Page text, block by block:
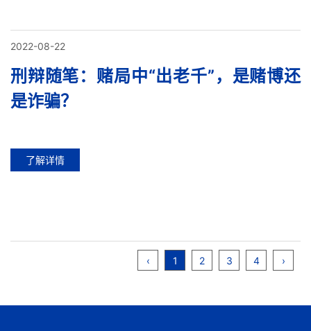
2022-08-22
刑辩随笔：赌局中“出老千”，是赌博还
是诈骗？
了解详情
‹ 1 2 3 4 ›